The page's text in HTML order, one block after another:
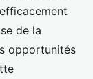
de la
opportunités